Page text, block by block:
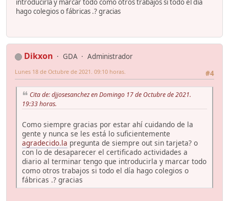
introducirla y marcar todo como otros trabajos si todo el día
hago colegios o fábricas .? gracias
Dikxon GDA
Administrador
#4
Lunes 18 de Octubre de 2021. 09:10 horas.
Cita de: djjosesanchez en Domingo 17 de Octubre de 2021.
19:33 horas.
Como siempre gracias por estar ahí cuidando de la
gente y nunca se les está lo suficientemente
agradecido.la pregunta de siempre out sin tarjeta? o
con lo de desaparecer el certificado actividades a
diario al terminar tengo que introducirla y marcar todo
como otros trabajos si todo el día hago colegios o
fábricas .? gracias